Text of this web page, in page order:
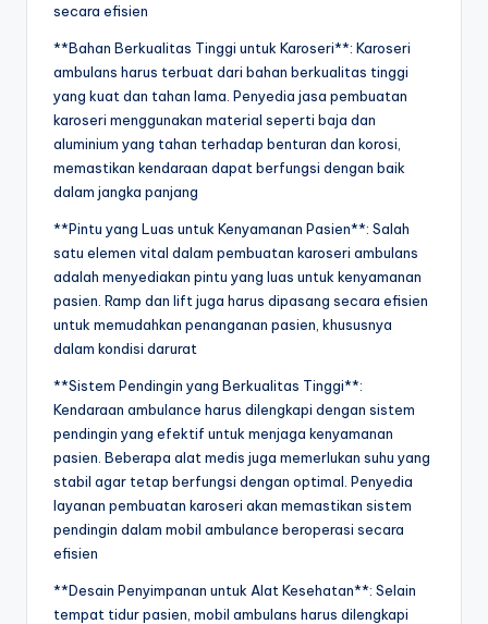
secara efisien
**Bahan Berkualitas Tinggi untuk Karoseri**: Karoseri
ambulans harus terbuat dari bahan berkualitas tinggi
yang kuat dan tahan lama. Penyedia jasa pembuatan
karoseri menggunakan material seperti baja dan
aluminium yang tahan terhadap benturan dan korosi,
memastikan kendaraan dapat berfungsi dengan baik
dalam jangka panjang
**Pintu yang Luas untuk Kenyamanan Pasien**: Salah
satu elemen vital dalam pembuatan karoseri ambulans
adalah menyediakan pintu yang luas untuk kenyamanan
pasien. Ramp dan lift juga harus dipasang secara efisien
untuk memudahkan penanganan pasien, khususnya
dalam kondisi darurat
**Sistem Pendingin yang Berkualitas Tinggi**:
Kendaraan ambulance harus dilengkapi dengan sistem
pendingin yang efektif untuk menjaga kenyamanan
pasien. Beberapa alat medis juga memerlukan suhu yang
stabil agar tetap berfungsi dengan optimal. Penyedia
layanan pembuatan karoseri akan memastikan sistem
pendingin dalam mobil ambulance beroperasi secara
efisien
**Desain Penyimpanan untuk Alat Kesehatan**: Selain
tempat tidur pasien, mobil ambulans harus dilengkapi